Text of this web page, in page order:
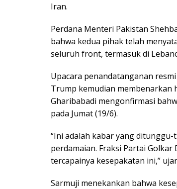
Iran.
Perdana Menteri Pakistan
bahwa kedua pihak telah
seluruh front, termasuk di
Upacara penandatanganan resmi
Trump kemudian membenarkan
Gharibabadi mengonfirmasi
pada Jumat (19/6).
“Ini adalah kabar yang
perdamaian. Fraksi Partai
tercapainya kesepakatan ini,”
Sarmuji menekankan bahwa